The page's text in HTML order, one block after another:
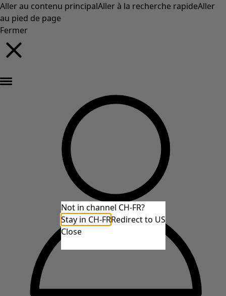
Aller au contenu principalAller à la recherche rapideAller
au pied de page
Fermer
Not in channel CH-FR?
Stay in CH-FRRedirect to US
Close